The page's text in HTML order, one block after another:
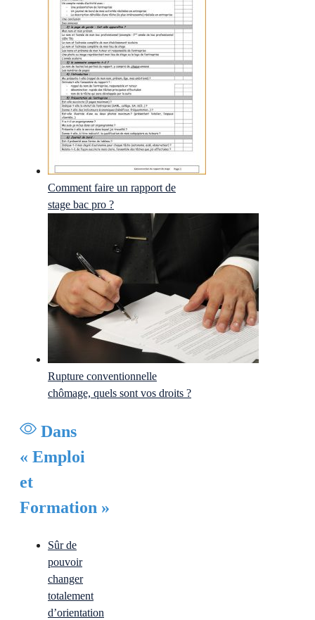
Comment faire un rapport de
stage bac pro ?
Rupture conventionnelle
chômage, quels sont vos droits ?
Dans
« Emploi
et
Formation »
Sûr de
pouvoir
changer
totalement
d’orientation